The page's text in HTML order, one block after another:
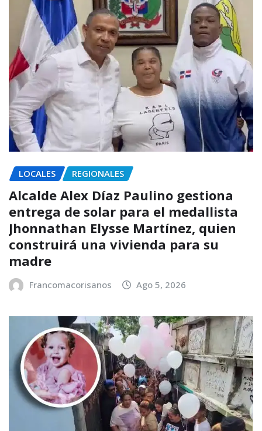
LOCALES REGIONALES
Alcalde Alex Díaz Paulino gestiona
entrega de solar para el medallista
Jhonnathan Elysse Martínez, quien
construirá una vivienda para su
madre
Francomacorisanos Ago 5, 2026